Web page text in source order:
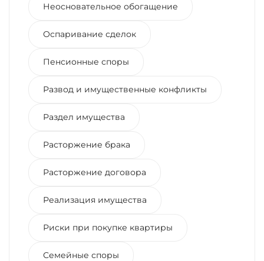
Неосновательное обогащение
Оспаривание сделок
Пенсионные споры
Развод и имущественные конфликты
Раздел имущества
Расторжение брака
Расторжение договора
Реализация имущества
Риски при покупке квартиры
Семейные споры